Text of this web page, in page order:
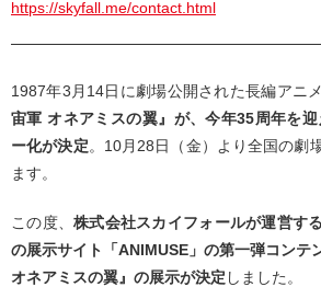
https://skyfall.me/contact.html
1987年3月14日に劇場公開された長編アニ
宙軍 オネアミスの翼』が、今年35周年を
ー化が決定。10月28日（金）より全国の劇
ます。
この度、株式会社スカイフォールが運営す
の展示サイト「ANIMUSE」の第一弾コンテ
オネアミスの翼』の展示が決定 しました。